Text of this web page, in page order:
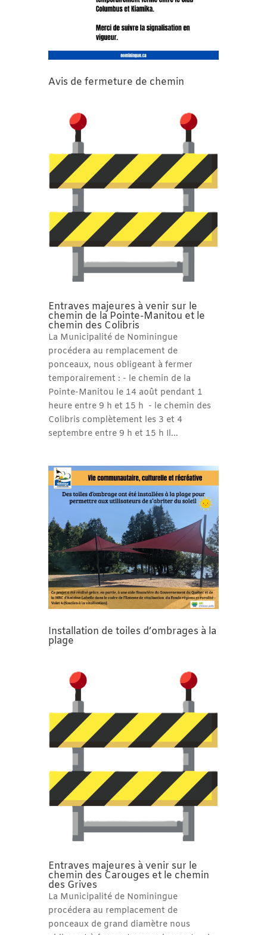
Avis de fermeture de chemin
Entraves majeures à venir sur le
chemin de la Pointe-Manitou et le
chemin des Colibris
La Municipalité de Nominingue
procédera au remplacement de
ponceaux, nous obligeant à fermer
temporairement : - le chemin de la
Pointe-Manitou le 14 août pendant 1
heure entre 9 h et 15 h - le chemin des
Colibris complètement les 3 et 4
septembre entre 9 h et 15 h Il...
Installation de toiles d’ombrages à la
plage
Entraves majeures à venir sur le
chemin des Carouges et le chemin
des Grives
La Municipalité de Nominingue
procédera au remplacement de
ponceaux de grand diamètre nous